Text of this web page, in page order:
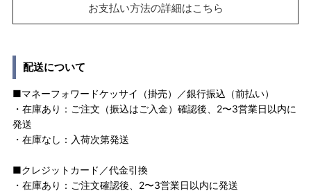
お支払い方法の詳細はこちら
配送について
■マネーフォワードケッサイ（掛売）／銀行振込（前払い）
・在庫あり：ご注文（振込はご入金）確認後、2〜3営業日以内に
発送
・在庫なし：入荷次第発送
■クレジットカード／代金引換
・在庫あり：ご注文確認後、2〜3営業日以内に発送